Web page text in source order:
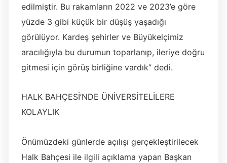
edilmiştir. Bu rakamların 2022 ve 2023’e göre
yüzde 3 gibi küçük bir düşüş yaşadığı
görülüyor. Kardeş şehirler ve Büyükelçimiz
aracılığıyla bu durumun toparlanıp, ileriye doğru
gitmesi için görüş birliğine vardık” dedi.
HALK BAHÇESİ’NDE ÜNİVERSİTELİLERE
KOLAYLIK
Önümüzdeki günlerde açılışı gerçekleştirilecek
Halk Bahçesi ile ilgili açıklama yapan Başkan